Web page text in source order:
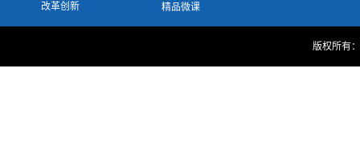
改革创新
精品微课
版权所有